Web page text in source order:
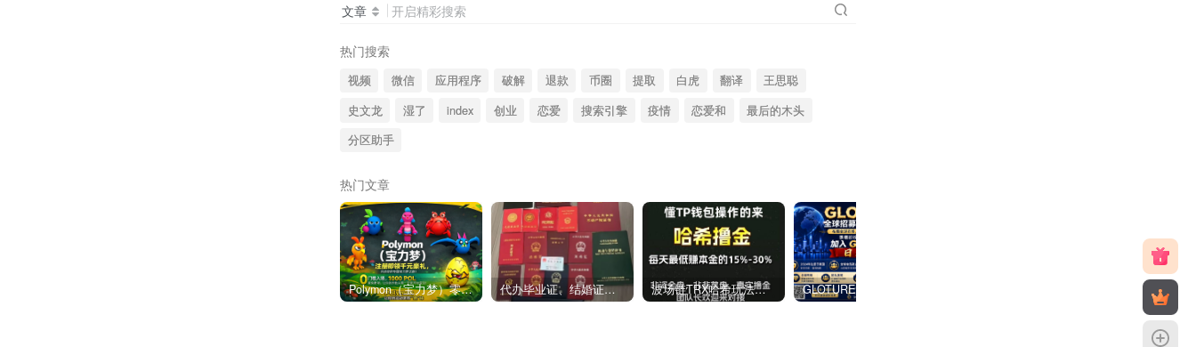
文章 开启精彩搜索
热门搜索
视频 微信 应用程序 破解 退款 币圈 提取 白虎 翻译
王思聪
史文龙
湿了 index 创业 恋爱 搜索引擎 疫情 恋爱和
最后的木头
分区助手
热门文章
Polymon（宝力梦）零撸链游天花板，稳定收益，轻松变现，今日全球首发！ 代办毕业证、结婚证、房产证、不动产权证书、离婚证、中专/大专/高中 ​波场链TRX哈希玩法深度解析：低门槛也能实现稳定回报的新思路